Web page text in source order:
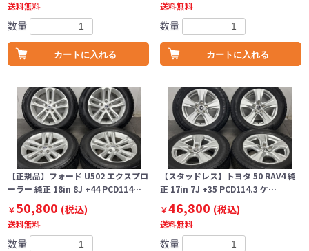
送料無料
数量
カートに入れる
送料無料
数量
カートに入れる
【正規品】フォード U502 エクスプロ
ーラー 純正 18in 8J +44 PCD114…
￥50,800 (税込)
送料無料
数量
【スタッドレス】トヨタ 50 RAV4 純
正 17in 7J +35 PCD114.3 ケ…
￥46,800 (税込)
送料無料
数量